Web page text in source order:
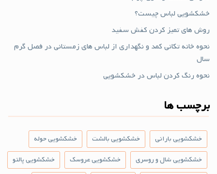
خشکشویی لباس چیست؟
روش های تمیز کردن کفش سفید
نحوه خانه تکانی کمد و نگهداری از لباس های زمستانی در فصل گرم
سال
نحوه رنگ کردن لباس در خشکشویی
برچسب ها
خشکشویی بارانی خشکشویی بالشت
خشکشویی حوله
خشکشویی شال و روسری
خشکشویی عروسک
خشکشویی پالتو